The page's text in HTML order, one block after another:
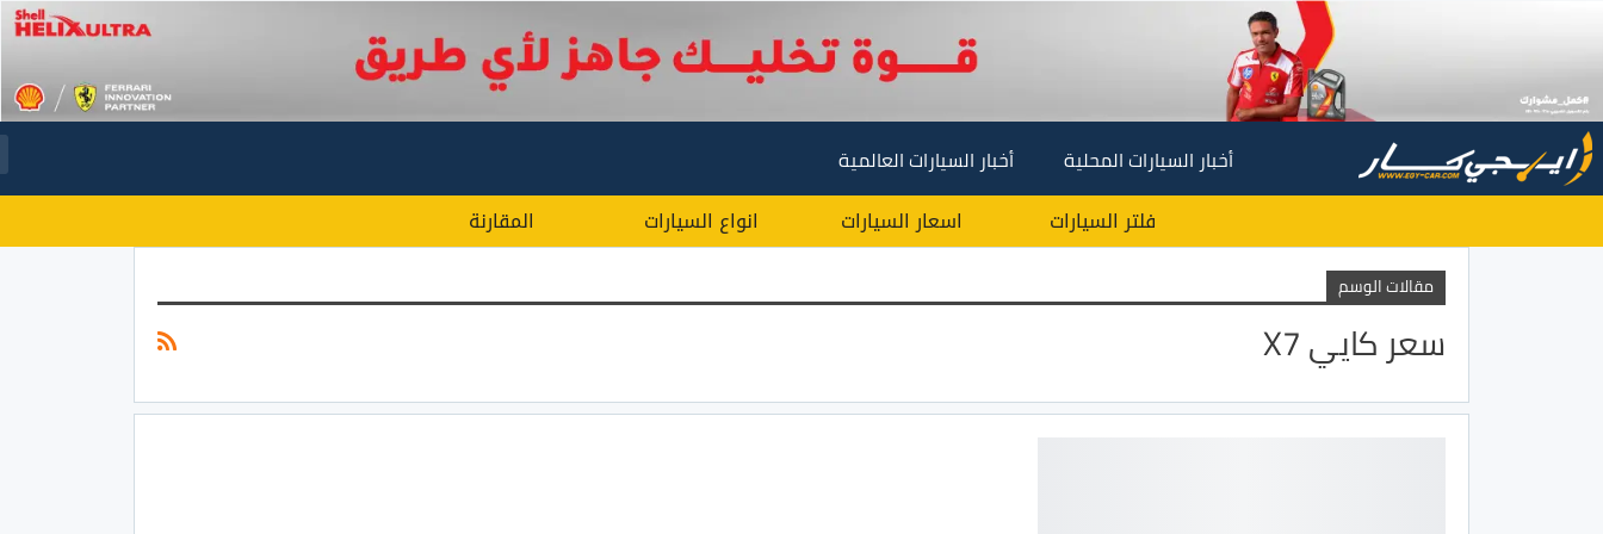
أخبار السيارات المحلية أخبار السيارات العالمية
فلتر السيارات اسعار السيارات انواع السيارات المقارنة
مقالات الوسم
سعر كايي X7